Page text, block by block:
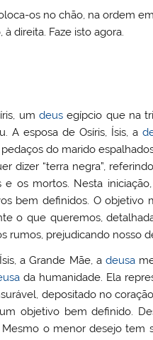
os no chão, na ordem
direita. Faze isto agora.
umdeus egípcio que na
A esposa de Osíris, Ísis, a
do marido
dizer “terra negra”,
os mortos. Nesta
bem definidos. O objetivo
o que queremos,
rumos, prejudicando nosso
a Grande Mãe, a deusa
da humanidade. Ela
depositado no
objetivo bem definido.
o menor desejo tem